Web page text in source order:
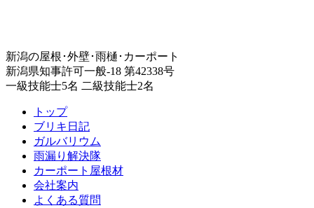
新潟の屋根･外壁･雨樋･カーポート
新潟県知事許可一般-18 第42338号
一級技能士5名 二級技能士2名
トップ
ブリキ日記
ガルバリウム
雨漏り解決隊
カーポート屋根材
会社案内
よくある質問